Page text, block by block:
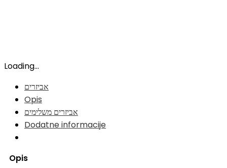
Loading...
אביזרים
Opis
אביזרים משלימים
Dodatne informacije
Opis